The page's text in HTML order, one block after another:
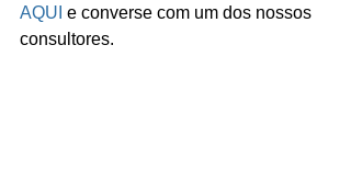
AQUI e converse com um dos nossos
consultores.